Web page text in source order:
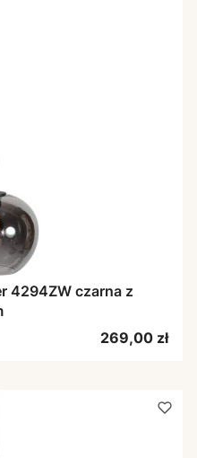
4294ZW czarna z
Cena
269,00 zł